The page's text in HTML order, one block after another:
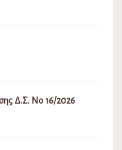
Δ.Σ. Νο 16/2026